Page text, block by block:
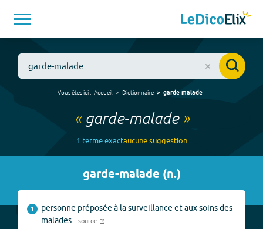
Vous êtes ici : Accueil Dictionnaire garde-malade
« garde-malade»
1 termeexactaucunesuggestion
garde-malade (n.)
1
personne préposée à la surveillance et aux soins des
malades.
source